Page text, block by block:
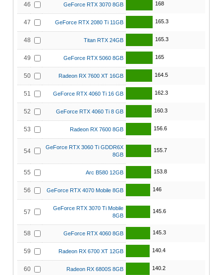
46 GeForce RTX 3070 8GB 168
47 GeForce RTX 2080 Ti 11GB 165.3
48 Titan RTX 24GB 165.3
49 GeForce RTX 5060 8GB 165
50 Radeon RX 7600 XT 16GB 164.5
51 GeForce RTX 4060 Ti 16 GB 162.3
52 GeForce RTX 4060 Ti 8 GB 160.3
53 Radeon RX 7600 8GB 156.6
54
GeForce RTX 3060 Ti GDDR6X
8GB
155.7
55 Arc B580 12GB 153.8
56 GeForce RTX 4070 Mobile 8GB 146
57
GeForce RTX 3070 Ti Mobile
8GB
145.6
58 GeForce RTX 4060 8GB 145.3
59 Radeon RX 6700 XT 12GB 140.4
60 Radeon RX 6800S 8GB 140.2